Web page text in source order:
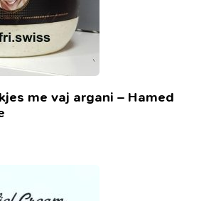
me vaj argani – Hamed